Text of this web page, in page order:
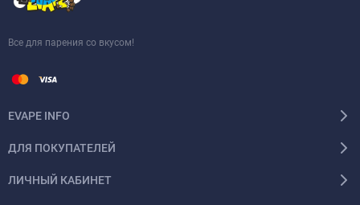
Все для парения со вкусом!
EVAPE INFO
ДЛЯ ПОКУПАТЕЛЕЙ
ЛИЧНЫЙ КАБИНЕТ